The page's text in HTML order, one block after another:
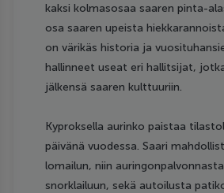
kaksi kolmasosaa saaren pinta-
osa saaren upeista
on värikäs historia ja
hallinneet useat eri hallitsijat,
jälkensä saaren kulttuuriin.
Kyproksella aurinko paistaa
päivänä vuodessa. Saari
lomailun, niin
snorklailuun, sekä autoilusta